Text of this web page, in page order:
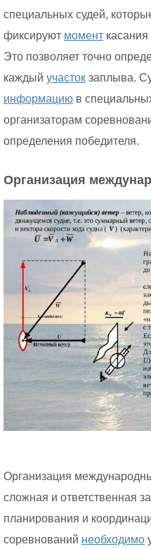
специальных судей,
фиксируют момент касания
Это позволяет точно
каждый участок заплыва.
информацию в
организаторам
определения победителя.
Организация
Организация
сложная и ответственная
планирования и
соревнований необходимо